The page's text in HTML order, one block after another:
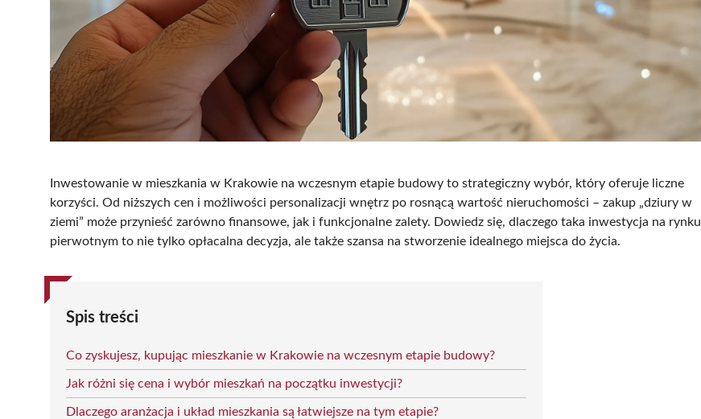
Inwestowanie w mieszkania w Krakowie na wczesnym etapie budowy to strategiczny wybór, który oferuje liczne
korzyści. Od niższych cen i możliwości personalizacji wnętrz po rosnącą wartość nieruchomości – zakup „dziury w
ziemi” może przynieść zarówno finansowe, jak i funkcjonalne zalety. Dowiedz się, dlaczego taka inwestycja na rynku
pierwotnym to nie tylko opłacalna decyzja, ale także szansa na stworzenie idealnego miejsca do życia.
Spis treści
Co zyskujesz, kupując mieszkanie w Krakowie na wczesnym etapie budowy?
Jak różni się cena i wybór mieszkań na początku inwestycji?
Dlaczego aranżacja i układ mieszkania są łatwiejsze na tym etapie?